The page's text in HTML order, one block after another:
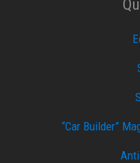
“Car Builder”